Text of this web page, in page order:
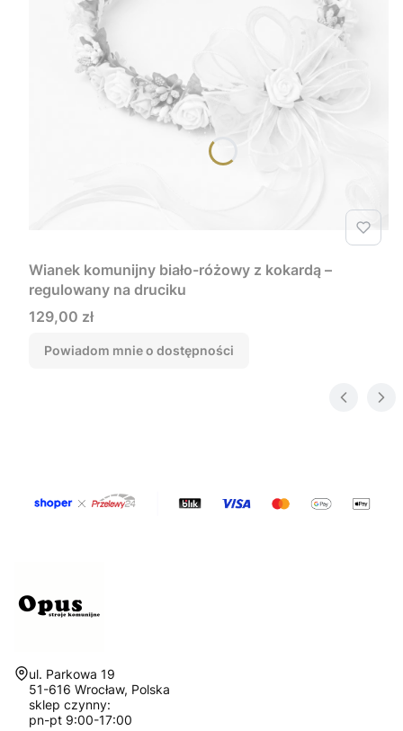
Wianek komunijny biało-różowy z kokardą –
regulowany na druciku
Cena
129,00 zł
Powiadom mnie o dostępności
Adres:
ul. Parkowa 19
51-616 Wrocław, Polska
sklep czynny:
pn-pt 9:00-17:00